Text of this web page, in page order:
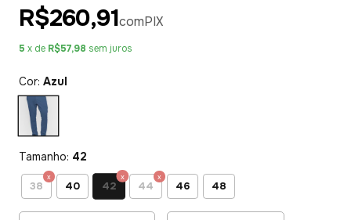
R$260,91comPIX
5 x de R$57,98 sem juros
Cor: Azul
Tamanho: 42
38 40 42 44 46 48